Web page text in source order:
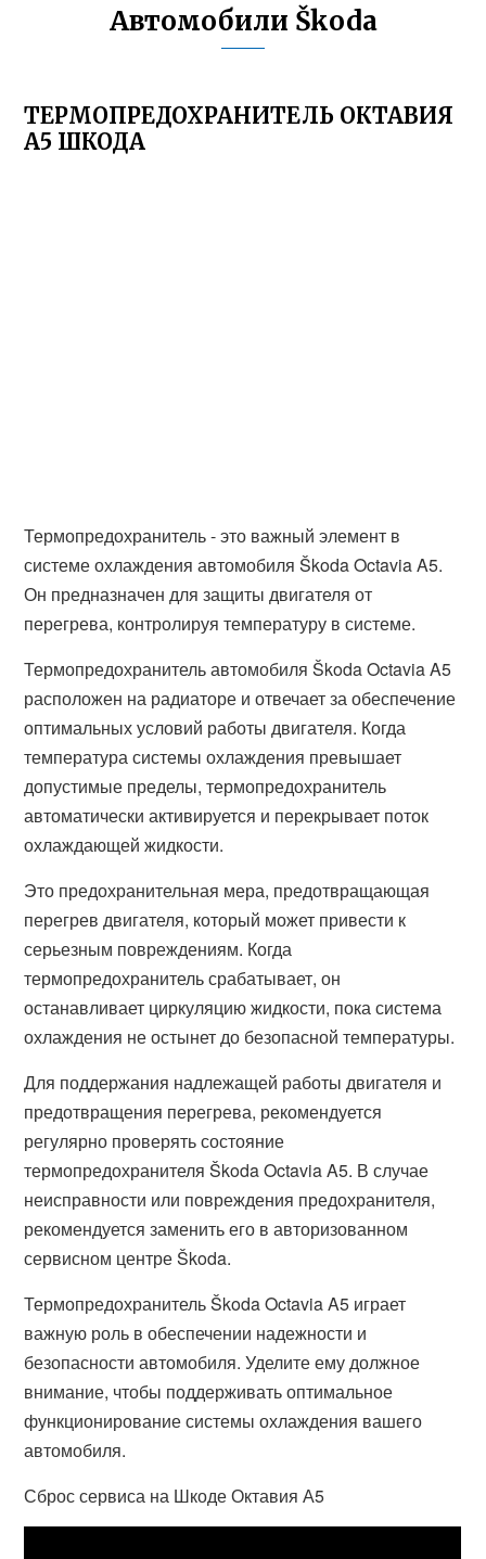
Автомобили Škoda
ТЕРМОПРЕДОХРАНИТЕЛЬ ОКТАВИЯ
А5 ШКОДА
Термопредохранитель - это важный элемент в
системе охлаждения автомобиля Škoda Octavia A5.
Он предназначен для защиты двигателя от
перегрева, контролируя температуру в системе.
Термопредохранитель автомобиля Škoda Octavia A5
расположен на радиаторе и отвечает за обеспечение
оптимальных условий работы двигателя. Когда
температура системы охлаждения превышает
допустимые пределы, термопредохранитель
автоматически активируется и перекрывает поток
охлаждающей жидкости.
Это предохранительная мера, предотвращающая
перегрев двигателя, который может привести к
серьезным повреждениям. Когда
термопредохранитель срабатывает, он
останавливает циркуляцию жидкости, пока система
охлаждения не остынет до безопасной температуры.
Для поддержания надлежащей работы двигателя и
предотвращения перегрева, рекомендуется
регулярно проверять состояние
термопредохранителя Škoda Octavia A5. В случае
неисправности или повреждения предохранителя,
рекомендуется заменить его в авторизованном
сервисном центре Škoda.
Термопредохранитель Škoda Octavia A5 играет
важную роль в обеспечении надежности и
безопасности автомобиля. Уделите ему должное
внимание, чтобы поддерживать оптимальное
функционирование системы охлаждения вашего
автомобиля.
Сброс сервиса на Шкоде Октавия А5